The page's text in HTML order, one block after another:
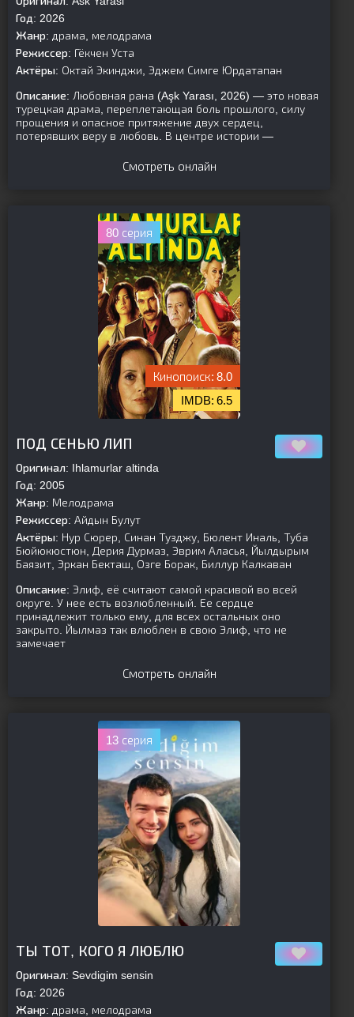
Год: 2026
Жанр: драма, мелодрама
Режиссер: Гёкчен Уста
Актёры: Октай Экинджи, Эджем Симге Юрдатапан
Описание: Любовная рана (Aşk Yarası, 2026) — это новая
турецкая драма, переплетающая боль прошлого, силу
прощения и опасное притяжение двух сердец,
потерявших веру в любовь. В центре истории —
Смотреть онлайн
80 серия
8.0
6.5
ПОД СЕНЬЮ ЛИП
Оригинал: Ihlamurlar altinda
Год: 2005
Жанр: Мелодрама
Режиссер: Айдын Булут
Актёры: Нур Сюрер, Синан Тузджу, Бюлент Иналь, Туба
Бюйюкюстюн, Дерия Дурмаз, Эврим Аласья, Йылдырым
Баязит, Эркан Бекташ, Озге Борак, Биллур Калкаван
Описание: Элиф, её считают самой красивой во всей
округе. У нее есть возлюбленный. Ее сердце
принадлежит только ему, для всех остальных оно
закрыто. Йылмаз так влюблен в свою Элиф, что не
замечает
Смотреть онлайн
13 серия
ТЫ ТОТ, КОГО Я ЛЮБЛЮ
Оригинал: Sevdigim sensin
Год: 2026
Жанр: драма, мелодрама